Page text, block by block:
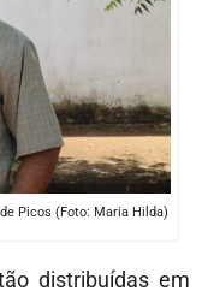
Picos (Foto: Maria Hilda)
distribuídas em